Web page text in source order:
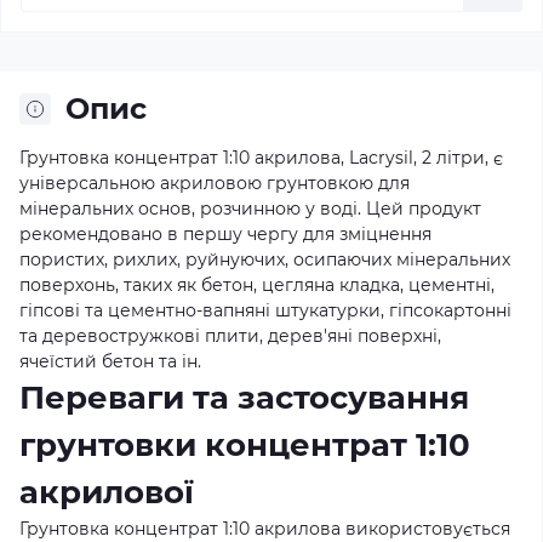
Опис
Грунтовка концентрат 1:10 акрилова, Lacrysil, 2 літри, є
універсальною акриловою грунтовкою для
мінеральних основ, розчинною у воді. Цей продукт
рекомендовано в першу чергу для зміцнення
пористих, рихлих, руйнуючих, осипаючих мінеральних
поверхонь, таких як бетон, цегляна кладка, цементні,
гіпсові та цементно-вапняні штукатурки, гіпсокартонні
та деревостружкові плити, дерев'яні поверхні,
ячеїстий бетон та ін.
Переваги та застосування
грунтовки концентрат 1:10
акрилової
Грунтовка концентрат 1:10 акрилова використовується